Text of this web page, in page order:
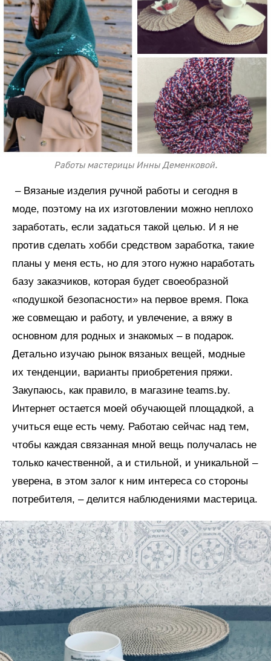
Работы мастерицы Инны Деменковой.
– Вязаные изделия ручной работы и сегодня в
моде, поэтому на их изготовлении можно неплохо
заработать, если задаться такой целью. И я не
против сделать хобби средством заработка, такие
планы у меня есть, но для этого нужно наработать
базу заказчиков, которая будет своеобразной
«подушкой безопасности» на первое время. Пока
же совмещаю и работу, и увлечение, а вяжу в
основном для родных и знакомых – в подарок.
Детально изучаю рынок вязаных вещей, модные
их тенденции, варианты приобретения пряжи.
Закупаюсь, как правило, в магазине teams.by.
Интернет остается моей обучающей площадкой, а
учиться еще есть чему. Работаю сейчас над тем,
чтобы каждая связанная мной вещь получалась не
только качественной, а и стильной, и уникальной –
уверена, в этом залог к ним интереса со стороны
потребителя, – делится наблюдениями мастерица.